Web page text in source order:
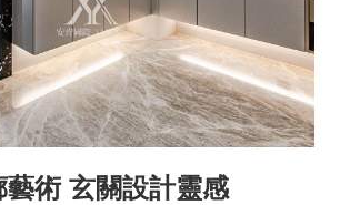
藝術 玄關設計靈感